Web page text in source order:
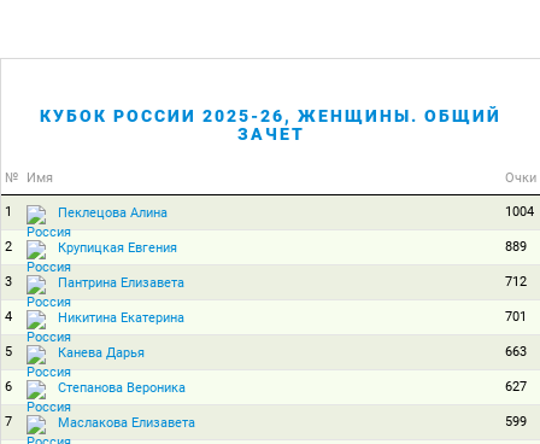
КУБОК РОССИИ 2025-26, ЖЕНЩИНЫ. ОБЩИЙ
ЗАЧЕТ
№ Имя Очки
1 Пеклецова Алина 1004
2 Крупицкая Евгения 889
3 Пантрина Елизавета 712
4 Никитина Екатерина 701
5 Канева Дарья 663
6 Степанова Вероника 627
7 Маслакова Елизавета 599